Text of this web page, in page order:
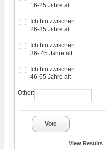
16-25 Jahre alt
Ich bin zwischen
26-35 Jahre alt
Ich bin zwischen
36- 45 Jahre alt
Ich bin zwischen
46-65 Jahre alt
Other:
Vote
View Results